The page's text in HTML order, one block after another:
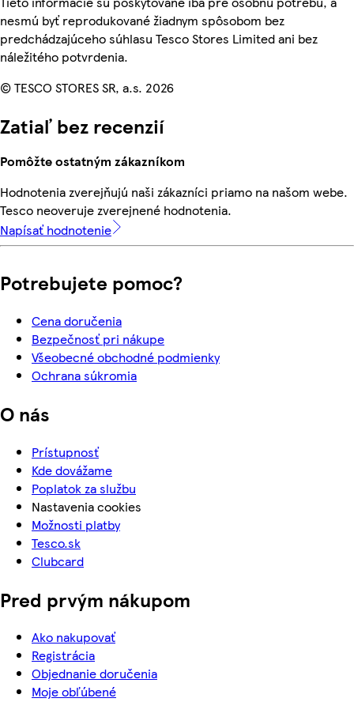
nesmú byť reprodukované žiadnym spôsobom bez
predchádzajúceho súhlasu Tesco Stores Limited ani bez
náležitého potvrdenia.
© TESCO STORES SR, a.s. 2026
Zatiaľ bez recenzií
Pomôžte ostatným zákazníkom
Hodnotenia zverejňujú naši zákazníci priamo na našom webe.
Tesco neoveruje zverejnené hodnotenia.
Napísať hodnotenie
Potrebujete pomoc?
Cena doručenia
Bezpečnosť pri nákupe
Všeobecné obchodné podmienky
Ochrana súkromia
O nás
Prístupnosť
Kde dovážame
Poplatok za službu
Nastavenia cookies
Možnosti platby
Tesco.sk
Clubcard
Pred prvým nákupom
Ako nakupovať
Registrácia
Objednanie doručenia
Moje obľúbené